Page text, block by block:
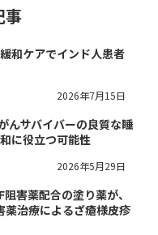
事
和ケアでインド人患者
2026年7月15日
んサバイバーの良質な睡
に役立つ可能性
2026年5月29日
阻害薬配合の塗り薬が、
薬治療によるざ瘡様皮疹